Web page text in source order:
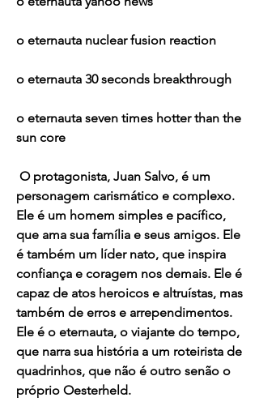
o eternauta nuclear fusion reaction
o eternauta 30 seconds breakthrough
o eternauta seven times hotter than the
sun core
personagem carismático e complexo.
Ele é um homem simples e pacífico,
que ama sua família e seus amigos. Ele
é também um líder nato, que inspira
confiança e coragem nos demais. Ele é
capaz de atos heroicos e altruístas, mas
também de erros e arrependimentos.
Ele é o eternauta, o viajante do tempo,
que narra sua história a um roteirista de
quadrinhos, que não é outro senão o
próprio Oesterheld.